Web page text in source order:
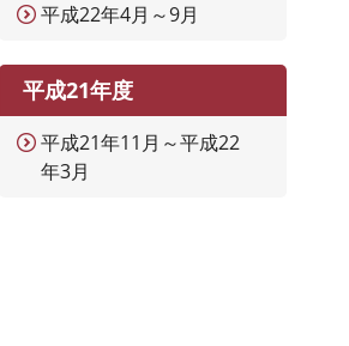
平成22年4月～9月
平成21年度
平成21年11月～平成22
年3月